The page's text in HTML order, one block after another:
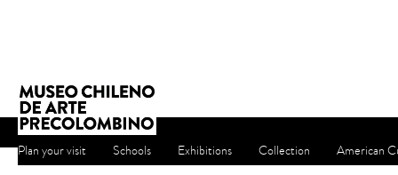
Plan your visit Schools Exhibitions Collection American